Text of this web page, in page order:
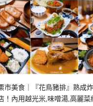
市美食｜『花鳥豬排』熟成
！內用越光米,味噌湯,高麗菜